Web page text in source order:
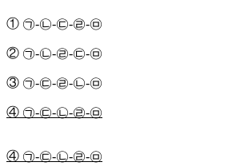
① ㉠-㉡-㉢-㉣-㉤
② ㉠-㉡-㉣-㉢-㉤
③ ㉠-㉢-㉣-㉡-㉤
④ ㉠-㉢-㉡-㉣-㉤
④ ㉠-㉢-㉡-㉣-㉤